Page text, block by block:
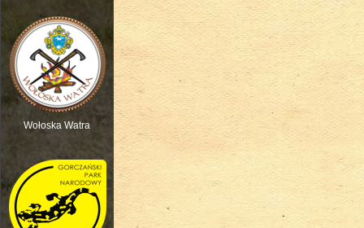
Wołoska Watra
Polana Kurnytowa - Forendówki 2018